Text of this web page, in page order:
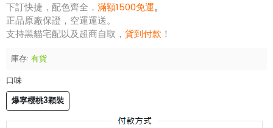
下訂快捷，配色齊全， 滿額1500免運。
正品原廠保證，空運運送。
支持黑貓宅配以及超商自取， 貨到付款 ！
庫存: 有貨
口味
爆寧櫻桃3顆裝